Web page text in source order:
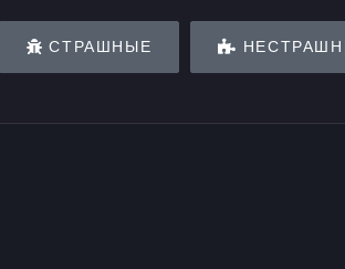
СТРАШНЫЕ